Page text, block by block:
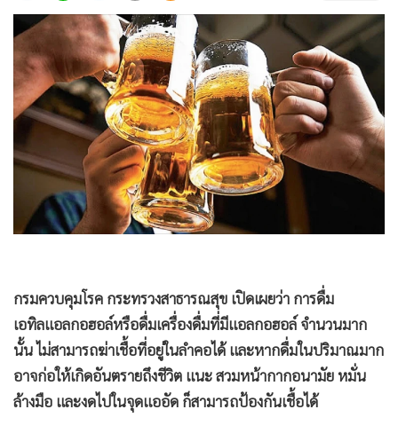
• CbizReview
•
Cyber BIZ
• ผู้จัดกวน
• Good health & Well-being
• Green Innovation & SD
• Management & HR
MGR Live
Infographic
• การเมือง
• ต่างประเทศ
• Special Scoop
• เศรษฐกิจ-ธุรกิจ
• จีน
กรมควบคุมโรค กระทรวงสาธารณสุข เปิดเผยว่า การดื่ม
เอทิลแอลกอฮอล์หรือดื่มเครื่องดื่มที่มีแอลกอฮอล์ จำนวนมาก
นั้น ไม่สามารถฆ่าเชื้อที่อยู่ในลำคอได้ และหากดื่มในปริมาณมาก
อาจก่อให้เกิดอันตรายถึงชีวิต แนะ สวมหน้ากากอนามัย หมั่น
ล้างมือ และงดไปในจุดแออัด ก็สามารถป้องกันเชื้อได้